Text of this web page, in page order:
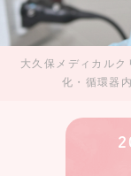
大久保メディカル
化・循環器